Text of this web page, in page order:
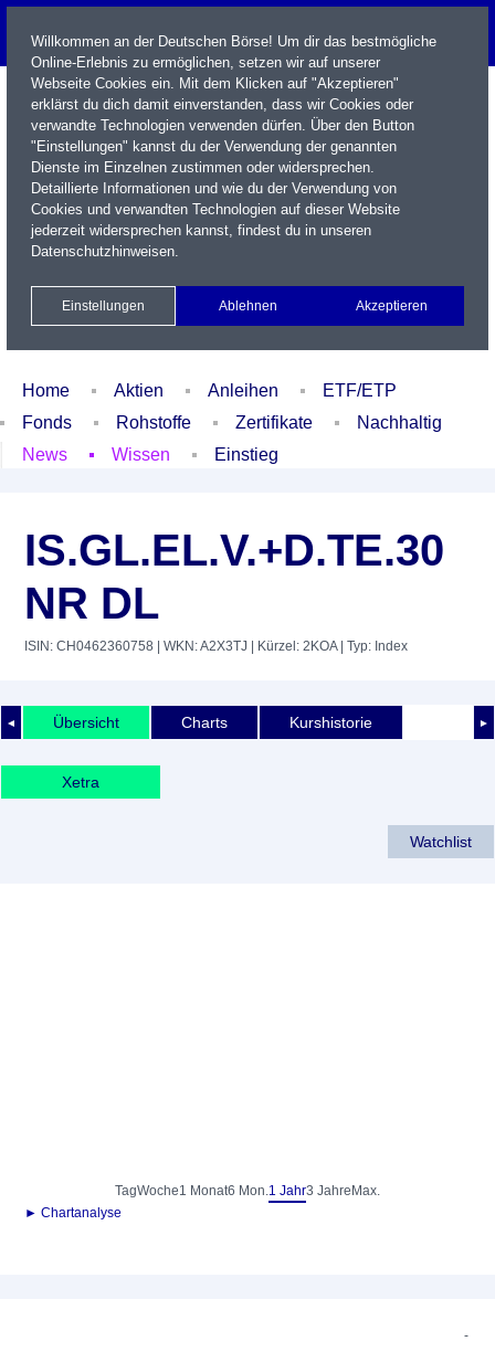
Name / WKN / ISIN / Kürzel
Xetra Realtime
Watchlist Portfolio Login
Home Aktien Anleihen
ETF/ETP
Fonds
Rohstoffe Zertifikate
Nachhaltig
News
Wissen Einstieg
IS.GL.EL.V.+D.TE.30
NR DL
ISIN: CH0462360758 | WKN: A2X3TJ | Kürzel: 2KOA| Typ: Index
◄ ►
Übersicht Charts Kurshistorie
Xetra
Watchlist
TagWoche1 Monat6 Mon.1 Jahr3 Jahre Max.
► Chartanalyse
-
Willkommen an der Deutschen Börse! Um dir das bestmögliche
Online-Erlebnis zu ermöglichen, setzen wir auf unserer
Webseite Cookies ein. Mit dem Klicken auf "Akzeptieren"
erklärst du dich damit einverstanden, dass wir Cookies oder
verwandte Technologien verwenden dürfen. Über den Button
"Einstellungen" kannst du der Verwendung der genannten
Dienste im Einzelnen zustimmen oder widersprechen.
Detaillierte Informationen und wie du der Verwendung von
Cookies und verwandten Technologien auf dieser Website
jederzeit widersprechen kannst, findest du in unseren
Datenschutzhinweisen.
Einstellungen Ablehnen Akzeptieren